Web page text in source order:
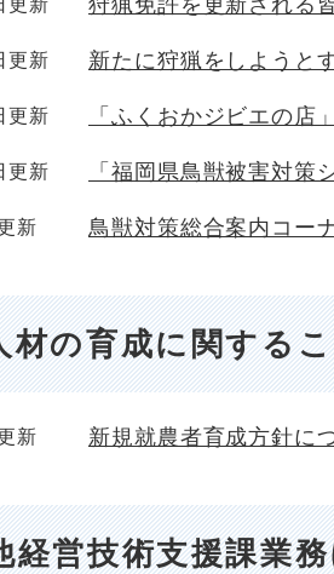
更新 狩猟免許を更新される
更新 新たに狩猟をしようと
更新 「ふくおかジビエの店
更新 「福岡県鳥獣被害対策
新 鳥獣対策総合案内コー
材の育成に関する
新 新規就農者育成方針に
経営技術支援課業